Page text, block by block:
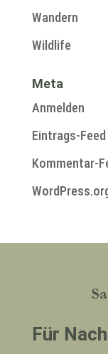
Wandern
Wildlife
Meta
Anmelden
Eintrags-Feed
Kommentar-
Für